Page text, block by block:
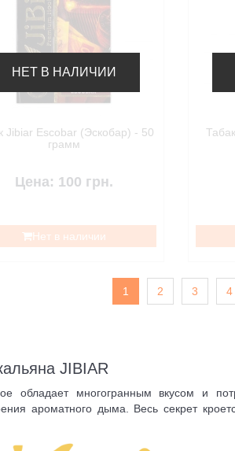
НЕТ В НАЛИЧИИ
Jibiar Escobar (Эскобар) - 50
грамм
Цена: 100 грн.
Нет в наличии
1 2 3 4
JIBIAR
обладает многогранным вкусом и
ароматного дыма. Весь секрет